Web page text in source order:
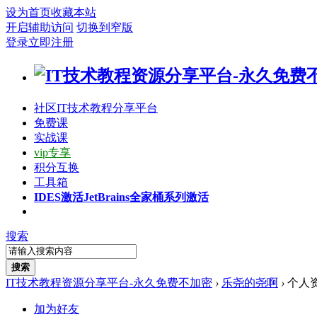
设为首页收藏本站
开启辅助访问 切换到窄版
登录立即注册
社区IT技术教程分享平台
免费课
实战课
vip专享
积分互换
工具箱
IDES激活JetBrains全家桶系列激活
搜索
搜索
IT技术教程资源分享平台-永久免费不加密 › 乐尧的尧啊 › 个人
加为好友